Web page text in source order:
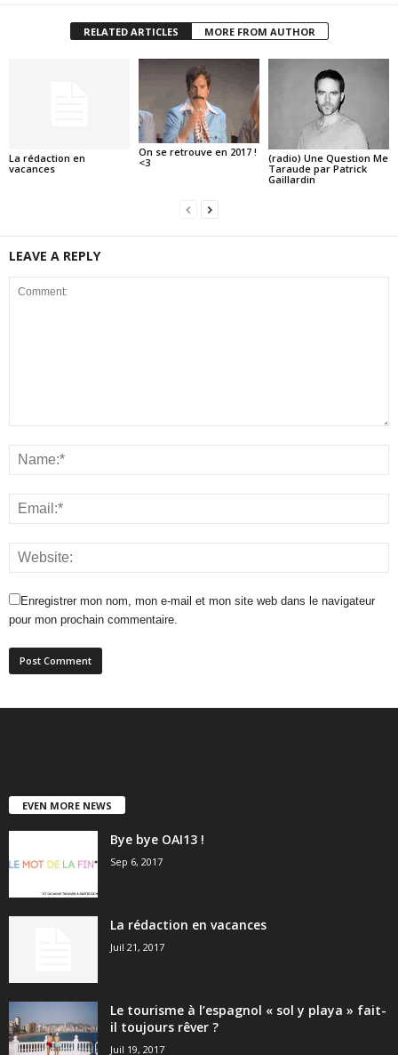
RELATED ARTICLES MORE FROM AUTHOR
La rédaction en
vacances
On se retrouve en 2017 !
<3
(radio) Une Question Me
Taraude par Patrick
Gaillardin
LEAVE A REPLY
Enregistrer mon nom, mon e-mail et mon site web dans le navigateur
pour mon prochain commentaire.
EVEN MORE NEWS
Bye bye OAI13 !
Sep 6, 2017
La rédaction en vacances
Juil 21, 2017
Le tourisme à l’espagnol « sol y playa » fait-
il toujours rêver ?
Juil 19, 2017